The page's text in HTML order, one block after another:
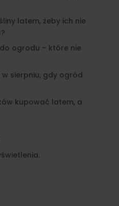
latem, żeby ich nie
ogrodu – które nie
sierpniu, gdy ogród
kupować latem, a